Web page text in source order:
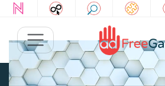
Bestaande gebruiker: Log in